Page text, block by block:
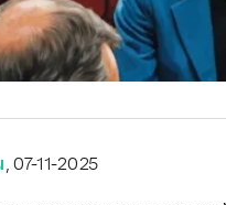
, 07-11-2025